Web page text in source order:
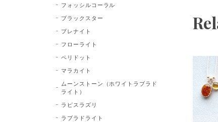
フォッシルコーラル
ブラックスター
プレナイト
フローライト
ペリドット
マラカイト
ムーンストーン（ホワイトラブラド
ライト）
ラピスラズリ
ラブラドライト